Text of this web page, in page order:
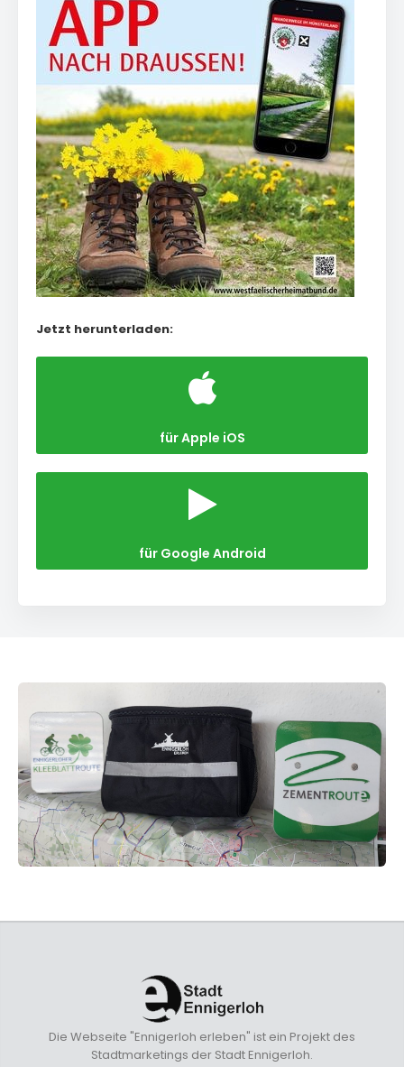
Jetzt herunterladen:
für Apple iOS
für Google Android
Die Webseite "Ennigerloh erleben" ist ein Projekt des
Stadtmarketings der Stadt Ennigerloh.